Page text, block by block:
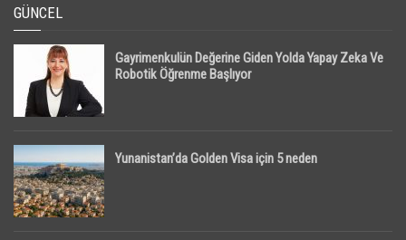
GÜNCEL
Gayrimenkulün Değerine Giden Yolda Yapay Zeka Ve
Robotik Öğrenme Başlıyor
Yunanistan’da Golden Visa için 5 neden